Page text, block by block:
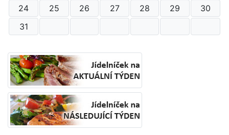
24
25 26 27 28 29
30
31